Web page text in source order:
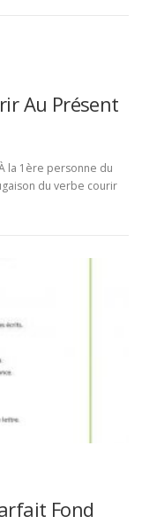
Au Présent
la 1ère personne du
du verbe courir
Fond